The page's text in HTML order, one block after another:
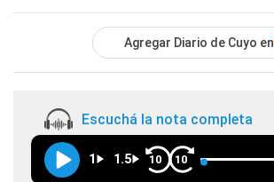
Agregar Diario de Cuyo en
Escuchá la nota completa
1 1.5 10 10